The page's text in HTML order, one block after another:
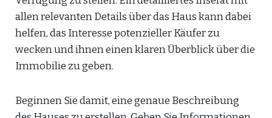
allen relevanten Details über das Haus kann dabei
helfen, das Interesse potenzieller Käufer zu
wecken und ihnen einen klaren Überblick über die
Immobilie zu geben.
Beginnen Sie damit, eine genaue Beschreibung